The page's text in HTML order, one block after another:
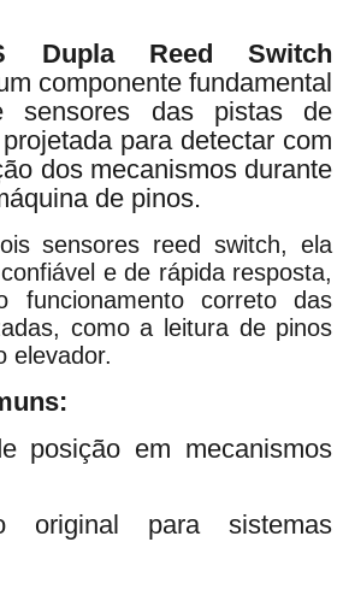
Dupla Reed Switch
componente fundamental
sensores das pistas de
para detectar com
dos mecanismos durante
de pinos.
sensores reed switch, ela
e de rápida resposta,
funcionamento correto das
como a leitura de pinos
elevador.
posição em mecanismos
original para sistemas